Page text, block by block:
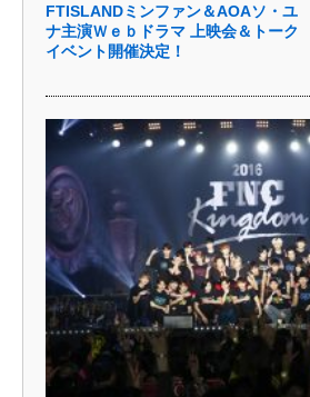
FTISLANDミンファン＆AOAソ・ユ
ナ主演Ｗｅｂドラマ 上映会＆トーク
イベント開催決定！